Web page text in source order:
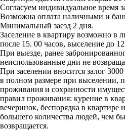
Согласуем индивидуальное время
Возможна оплата наличными и
Минимальный заезд 2 дня.
Заселение в квартиру возможно в
после 15. 00 часов, выселение до
При выезде, ранее
неиспользованные дни не
При заселении вносится залог
в полном размере при выселении,
проживания и сохранности
правил проживания: курение в
вечеринок, беспорядка в
большего количества людей, чем
возвращается.